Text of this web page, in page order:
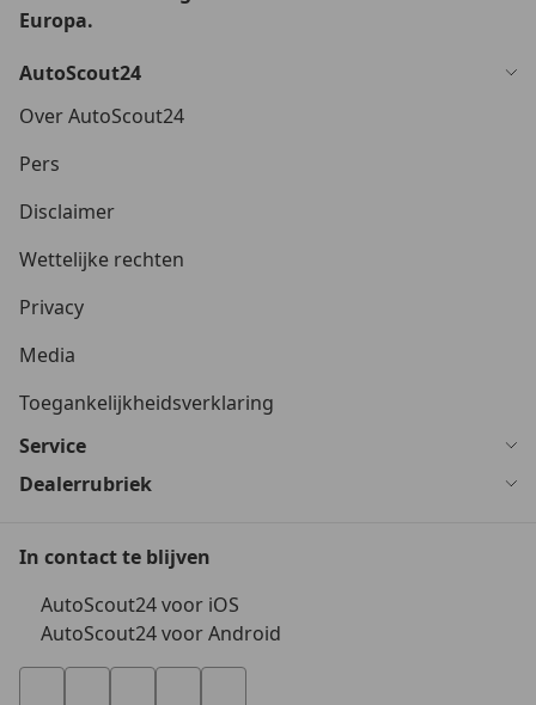
Europa.
AutoScout24
Over AutoScout24
Pers
Disclaimer
Wettelijke rechten
Privacy
Media
Toegankelijkheidsverklaring
Service
Dealerrubriek
In contact te blijven
AutoScout24 voor iOS
AutoScout24 voor Android